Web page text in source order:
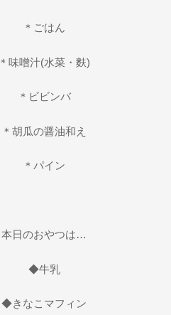
＊ごはん
＊味噌汁(水菜・麩)
＊ビビンバ
＊胡瓜の醤油和え
＊パイン
本日のおやつは…
◆牛乳
◆きなこマフィン